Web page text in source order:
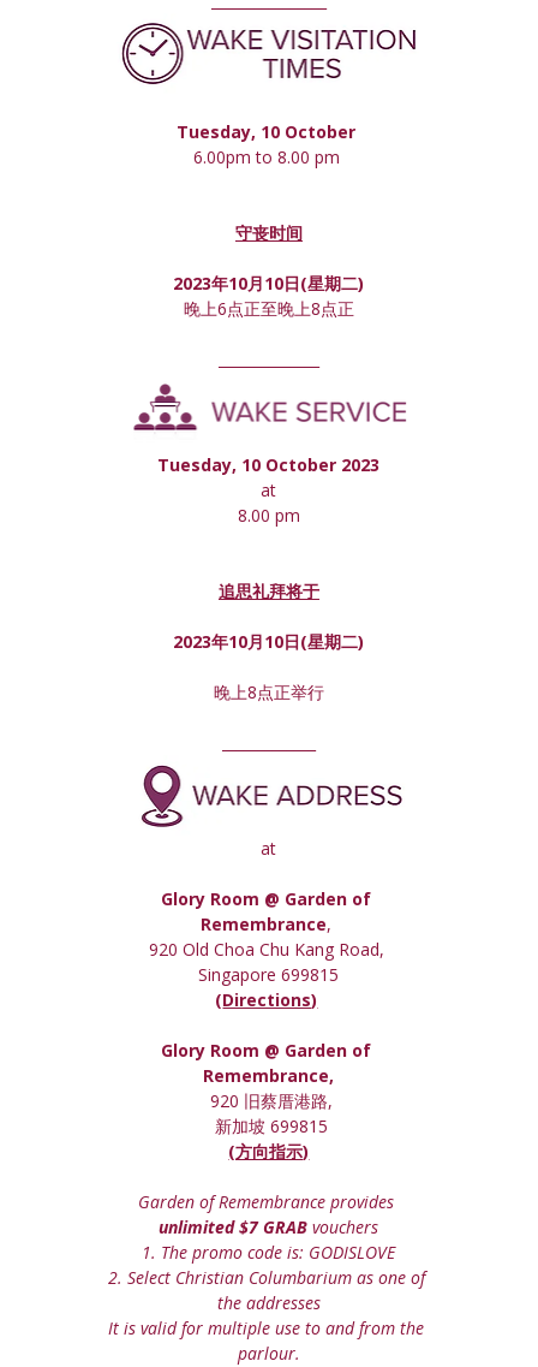
Tuesday, 10 October
6.00pm to 8.00 pm
守丧时间
2023年10月10日(星期二)
晚上6点正至晚上8点正
Tuesday, 10 October 2023
at
8.00 pm
追思礼拜将于
2023年10月10日(星期二)
晚上8点正举行
at
Glory Room @ Garden of
Remembrance,
920 Old Choa Chu Kang Road,
Singapore 699815
(Directions)
Glory Room @ Garden of
Remembrance,
920 旧蔡厝港路,
新加坡 699815
(方向指示)
Garden of Remembrance provides
unlimited $7 GRAB vouchers
1. The promo code is: GODISLOVE
2. Select Christian Columbarium as one of
the addresses
It is valid for multiple use to and from the
parlour.